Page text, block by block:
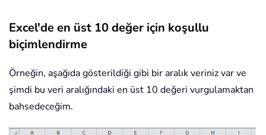
Excel'de en üst 10 değer için koşullu
biçimlendirme
Örneğin, aşağıda gösterildiği gibi bir aralık veriniz var ve
şimdi bu veri aralığındaki en üst 10 değeri vurgulamaktan
bahsedeceğim.